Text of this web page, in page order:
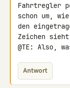
Fahrtregler
schon um,
den
Zeichen
@TE: Also,
Antwort